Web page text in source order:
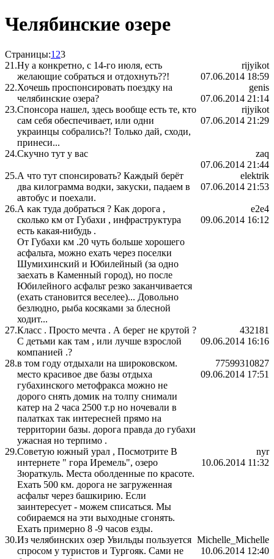
Челябинские озере
Страницы:1 23
21.Ну а конкретно, с 14-го июля, есть
желающие собраться и отдохнуть??!
rijyikot
07.06.2014 18:59
22.Хочешь проспонсировать поездку на
челябинские озера?
genis
07.06.2014 21:14
23.Спонсора нашел, здесь вообще есть те, кто
сам себя обеспечивает, или одни
украинцы собрались?! Только дай, сходи,
принеси...
rijyikot
07.06.2014 21:29
24.Скучно тут у вас
zaq
07.06.2014 21:44
25.А что тут спонсировать? Каждый берёт
два килограмма водки, закуски, падаем в
автобус и поехали.
elektrik
07.06.2014 21:53
26.А как туда добраться ? Как дорога ,
сколько км от Губахи , инфраструктура
есть какая-нибудь .
От Губахи км .20 чуть больше хорошего
асфальта, можно ехать через поселки
Шумихинский и Юбилейный (за одно
заехать в Каменный город), но после
Юбилейного асфальт резко заканчивается
(ехать становится веселее)... Довольно
безлюдно, рыба косяками за блесной
ходит...
e2e4
09.06.2014 16:12
27.Класс . Просто мечта . А берег не крутой ?
С детьми как там , или лучше взрослой
компанией .?
432181
09.06.2014 16:16
28.в том году отдыхали на широковском.
место красивое две базы отдыха
губахинского метофракса можно не
дорого снять домик на толпу снимали
катер на 2 часа 2500 т.р но ночевали в
палатках так интересней прямо на
территории базы. дорога правда до губахи
ужасная но терпимо .
77599310827
09.06.2014 17:51
29.Советую южный урал , Посмотрите В
интернете " гора Иремель", озеро
Зюраткуль. Места оболденные по красоте.
Ехать 500 км. дорога не загруженная
асфальт через башкирию. Если
заинтересует - можем списаться. Мы
собираемся на эти выходные сгонять.
Ехать примерно 8 -9 часов езды.
nyr
10.06.2014 11:32
30.Из челябинских озер Увильды пользуется
спросом у туристов и Тургояк. Сами не
Michelle_Michelle
10.06.2014 12:40